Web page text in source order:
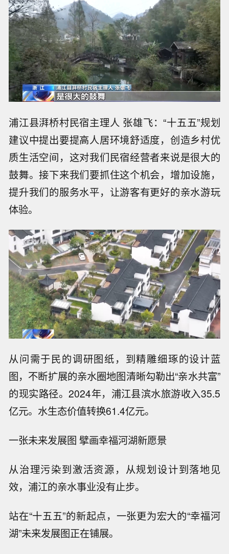
浦江县湃桥村民宿主理人 张雄飞：“十五五”规划
建议中提出要提高人居环境舒适度，创造乡村优
质生活空间，这对我们民宿经营者来说是很大的
鼓舞。接下来我们要抓住这个机会，增加设施，
提升我们的服务水平，让游客有更好的亲水游玩
体验。
从问需于民的调研图纸，到精雕细琢的设计蓝
图，不断扩展的亲水圈地图清晰勾勒出“亲水共富”
的现实路径。2024年，浦江县滨水旅游收入35.5
亿元。水生态价值转换61.4亿元。
一张未来发展图 擘画幸福河湖新愿景
从治理污染到激活资源，从规划设计到落地见
效，浦江的亲水事业没有止步。
站在“十五五”的新起点，一张更为宏大的“幸福河
湖”未来发展图正在铺展。